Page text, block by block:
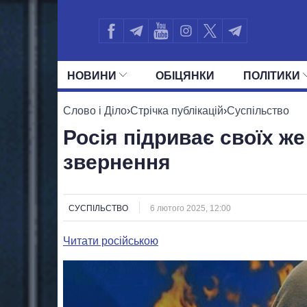
НОВИНИ ОБIЦЯНКИ ПОЛIТИКИ
УСІ ПОЛІТИКИ ПРЕЗИДЕНТ І ОФІС
Слово і Діло›Стрічка публікацій›Суспільство
Росія підриває своїх
звернення
СУСПІЛЬСТВО 6 лютого 2025, 12:00
Читати російською